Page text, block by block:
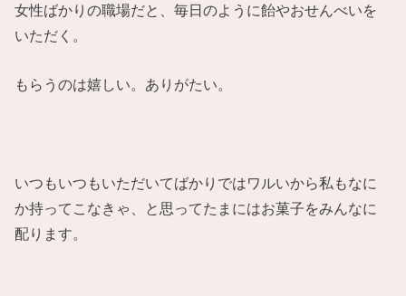
女性ばかりの職場だと、毎日のように飴やおせんべいを
いただく。
もらうのは嬉しい。ありがたい。
いつもいつもいただいてばかりではワルいから私もなに
か持ってこなきゃ、と思ってたまにはお菓子をみんなに
配ります。